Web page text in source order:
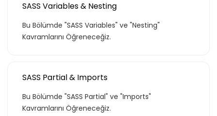
SASS Variables & Nesting
Bu Bölümde "SASS Variables" ve "Nesting"
Kavramlarını Öğreneceğiz.
SASS Partial & Imports
Bu Bölümde "SASS Partial" ve "Imports"
Kavramlarını Öğreneceğiz.